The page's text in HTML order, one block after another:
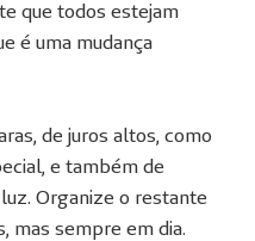
que todos estejam
é uma mudança
de juros altos, como
e também de
Organize o restante
mas sempre em dia.